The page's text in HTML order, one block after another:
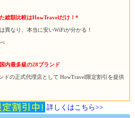
総額比較はHowTravelだけ！*
異なり、本当に安いWiFiが分かる！
内最多級の28ブランド
店として HowTravel限定割引を提供
詳しくはこちら>>